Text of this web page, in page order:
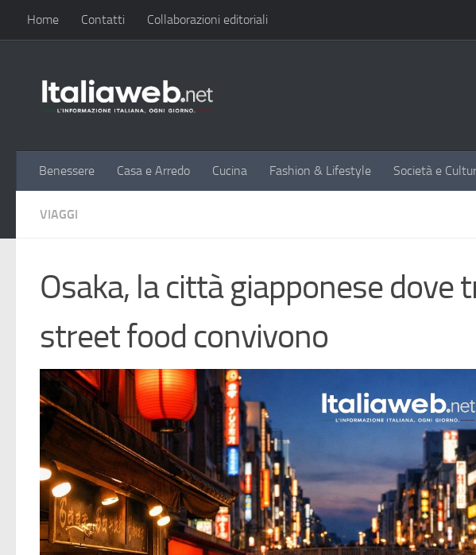
Sotto il contenuto
Home Contatti Collaborazioni editoriali
Benessere Casa e Arredo Cucina Fashion & Lifestyle Società e
VIAGGI
Osaka, la città giapponese dove
street food convivono